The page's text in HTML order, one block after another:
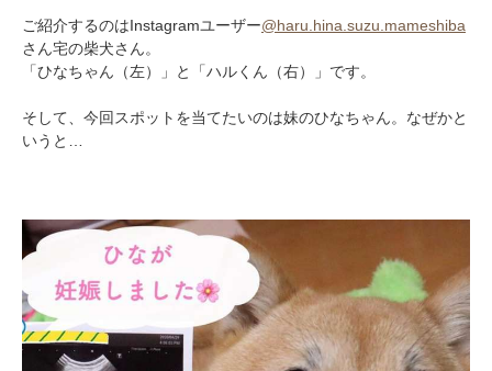
ご紹介するのはInstagramユーザー@haru.hina.suzu.mameshiba
さん宅の柴犬さん。
「ひなちゃん（左）」と「ハルくん（右）」です。
そして、今回スポットを当てたいのは妹のひなちゃん。なぜかと
いうと…